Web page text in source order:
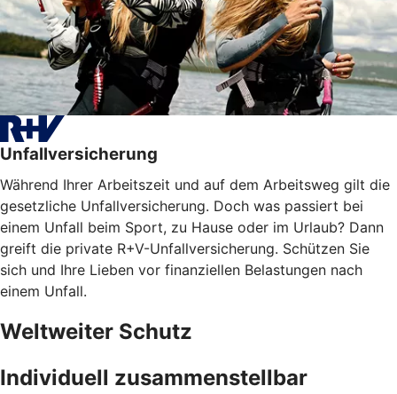
Unfallversicherung
Während Ihrer Arbeitszeit und auf dem Arbeitsweg gilt die
gesetzliche Unfallversicherung. Doch was passiert bei
einem Unfall beim Sport, zu Hause oder im Urlaub? Dann
greift die private R+V-Unfallversicherung. Schützen Sie
sich und Ihre Lieben vor finanziellen Belastungen nach
einem Unfall.
Weltweiter Schutz
Individuell zusammenstellbar